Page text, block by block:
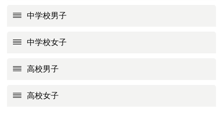
中学校男子
中学校女子
高校男子
高校女子